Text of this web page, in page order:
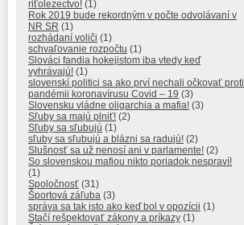
riťolezectvo! (1)
Rok 2019 bude rekordným v počte odvolávaní v
NR SR (1)
rozhádaní voliči (1)
schvaľovanie rozpočtu (1)
Slováci fandia hokejistom iba vtedy keď
vyhrávajú! (1)
slovenskí politici sa ako prví nechali očkovať proti
pandémii koronavírusu Covid – 19 (3)
Slovensku vládne oligarchia a mafia! (3)
Sľuby sa majú plniť! (2)
Sľuby sa sľubujú (1)
sľuby sa sľubujú a blázni sa radujú! (2)
Slušnosť sa už nenosí ani v parlamente! (2)
So slovenskou mafiou nikto poriadok nespraví!
(1)
Spoločnosť (31)
Športová záľuba (3)
správa sa tak isto ako keď bol v opozícii (1)
Stačí rešpektovať zákony a príkazy (1)